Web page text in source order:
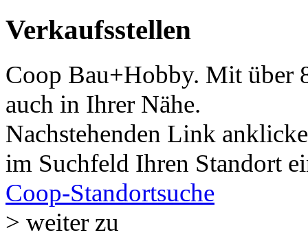
Verkaufsstellen
Coop Bau+Hobby. Mit über
auch in Ihrer Nähe.
Nachstehenden Link
im Suchfeld Ihren Standort
Coop-Standortsuche
> weiter zu